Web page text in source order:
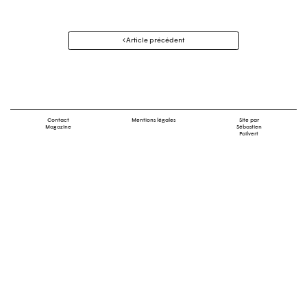
Navigation
Article précédent
Contact
Magazine
Mentions légales
Site par
Sébastien
Poilvert